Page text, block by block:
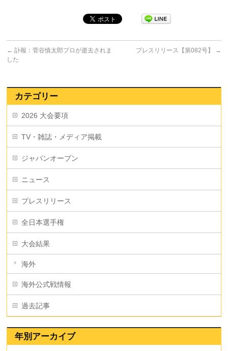
← 訃報：菅谷慎太郎プロが逝去されま
した
プレスリリース【第082号】 →
カテゴリー
2026 大会要項
TV・雑誌・メディア掲載
ジャパンオープン
ニュース
プレスリリース
全日本選手権
大会結果
海外
海外公式戦情報
過去記事
年別アーカイブ